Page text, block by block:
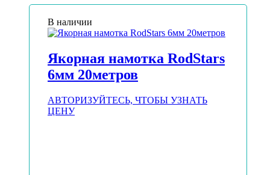
В наличии
Якорная намотка RodStars
6мм 20метров
АВТОРИЗУЙТЕСЬ, ЧТОБЫ УЗНАТЬ
ЦЕНУ